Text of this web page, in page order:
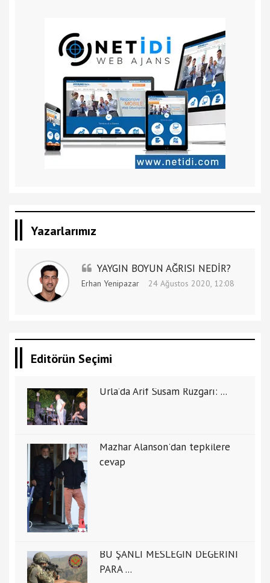
Yazarlarımız
YAYGIN BOYUN AĞRISI NEDİR?
Erhan Yenipazar 24 Ağustos 2020, 12:08
Editörün Seçimi
Urla’da Arif Susam Rüzgarı: ...
Mazhar Alanson'dan tepkilere
cevap
BU ŞANLI MESLEĞİN DEĞERİNİ
PARA ...